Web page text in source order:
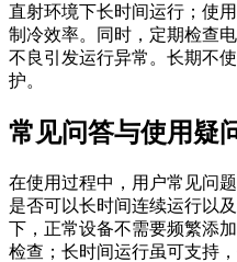
直射环境下长时间运行；使
制冷效率。同时，定期检查
不良引发运行异常。长期不
护。
常见问答与使用疑
在使用过程中，用户常见问
是否可以长时间连续运行以
下，正常设备不需要频繁添
检查；长时间运行虽可支持